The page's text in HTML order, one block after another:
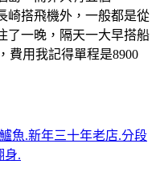
崎搭飛機外，一般都是從
了一晚，隔天一大早搭船
費用我記得單程是8900
魚.新年三十年老店.分段
身.